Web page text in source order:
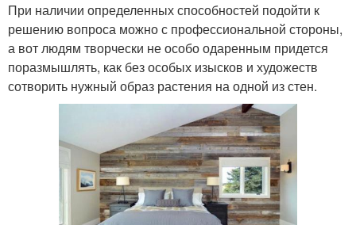
При наличии определенных способностей подойти к
решению вопроса можно с профессиональной стороны,
а вот людям творчески не особо одаренным придется
поразмышлять, как без особых изысков и художеств
сотворить нужный образ растения на одной из стен.